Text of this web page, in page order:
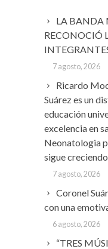
LA BANDA
RECONOCIÓ
7 agosto, 2026
Ricardo
Suárez es un
educación
excelencia en
Neonatologia
sigue
7 agosto, 2026
Coronel
con una
6 agosto, 2026
“TRES